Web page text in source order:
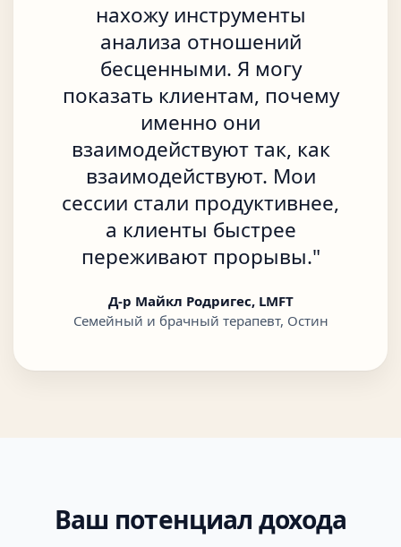
нахожу инструменты
анализа отношений
бесценными. Я могу
показать клиентам, почему
именно они
взаимодействуют так, как
взаимодействуют. Мои
сессии стали продуктивнее,
а клиенты быстрее
переживают прорывы."
Д-р Майкл Родригес, LMFT
Семейный и брачный терапевт, Остин
Ваш потенциал дохода